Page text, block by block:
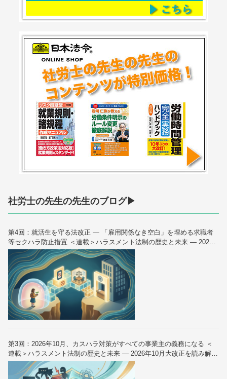
社労士の先生の先生のブログ▶
第4回：就活生を守る法改正 — 「雇用関係なき空白」を埋める求職者
等セクハラ防止措置 ＜連載＞ハラスメント法制の歴史と未来 — 2026
年10月大改正を読み解く（全6回）
第3回：2026年10月、カスハラ対策がすべての事業主の義務になる ＜
連載＞ハラスメント法制の歴史と未来 — 2026年10月大改正を読み解く
（全6回）